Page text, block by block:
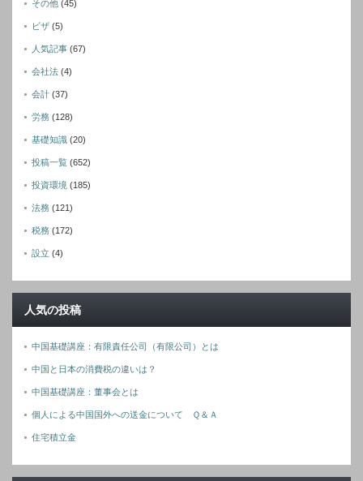
その他 (45)
ビザ (5)
人気記事 (67)
会社法 (4)
会計 (37)
労務 (128)
基礎知識 (20)
投稿一覧 (652)
投資環境 (185)
法務 (121)
税務 (172)
設立 (4)
人気の投稿
中国基礎講座：有限責任公司（有限公司）とは
中国と日本の消費税の違いは？
中国基礎講座：董事会とは
個人による中国国外への送金について Ｑ＆Ａ
住宅積立金